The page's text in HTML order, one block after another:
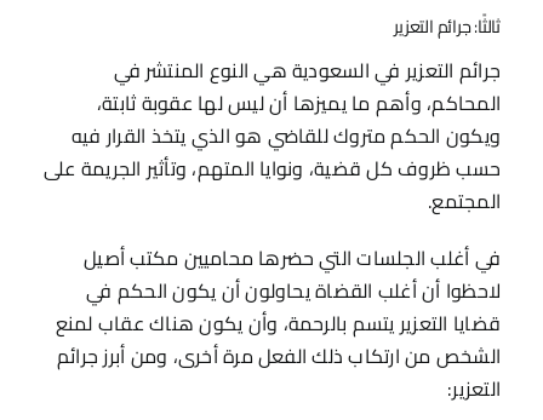
ثالثًا: جرائم التعزير
جرائم التعزير في السعودية هي النوع المنتشر في
المحاكم، وأهم ما يميزها أن ليس لها عقوبة ثابتة،
ويكون الحكم متروك للقاضي هو الذي يتخذ القرار فيه
حسب ظروف كل قضية، ونوايا المتهم، وتأثير الجريمة على
المجتمع.
في أغلب الجلسات التي حضرها محاميين مكتب أصيل
لاحظوا أن أغلب القضاة يحاولون أن يكون الحكم في
قضايا التعزير يتسم بالرحمة، وأن يكون هناك عقاب لمنع
الشخص من ارتكاب ذلك الفعل مرة أخرى، ومن أبرز جرائم
التعزير: